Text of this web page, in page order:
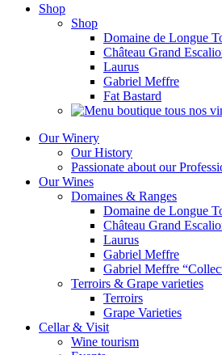
Shop
Shop
Domaine de Longue
Château Grand
Laurus
Gabriel Meffre
Fat Bastard
Our Winery
Our History
Passionate about our
Our Wines
Domaines & Ranges
Domaine de Longue
Château Grand
Laurus
Gabriel Meffre
Gabriel Meffre
Terroirs & Grape varieties
Terroirs
Grape Varieties
Cellar & Visit
Wine tourism